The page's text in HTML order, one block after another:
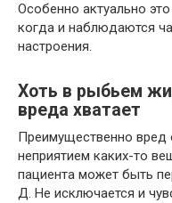
Особенно актуально
когда и наблюдаются
настроения.
Хоть в рыбьем
вреда хватает
Преимущественно
неприятием каких-то
пациента может быть
Д. Не исключается и